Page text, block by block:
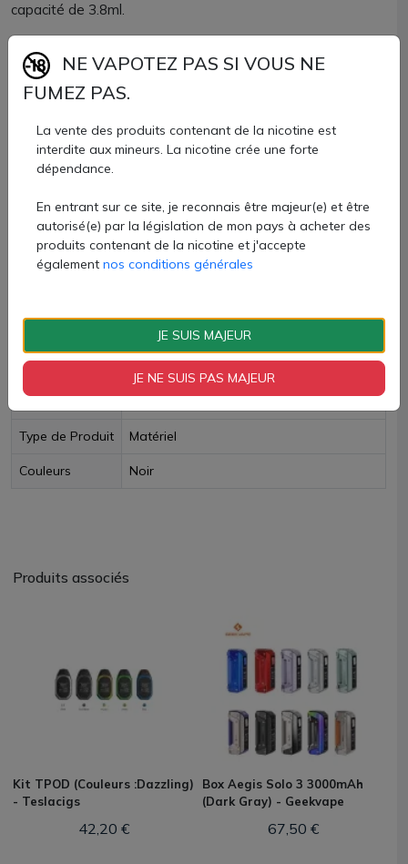
capacité de 3.8ml.
Quantité
Paiement 100% sécurisé
Livraison rapide
Fiche technique
TPD Belge
Volume Clearo 3,8 ml
Type de Produit Matériel
Couleurs Noir
Produits associés
Kit TPOD (Couleurs :Dazzling)
- Teslacigs
42,20 €
Box Aegis Solo 3 3000mAh
(Dark Gray) - Geekvape
67,50 €
NE VAPOTEZ PAS SI VOUS NE
FUMEZ PAS.
La vente des produits contenant de la nicotine est
interdite aux mineurs. La nicotine crée une forte
dépendance.
En entrant sur ce site, je reconnais être majeur(e) et être
autorisé(e) par la législation de mon pays à acheter des
produits contenant de la nicotine et j'accepte
également nos conditions générales
JE SUIS MAJEUR
JE NE SUIS PAS MAJEUR